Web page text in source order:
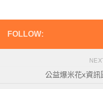
FOLLOW:
公益爆米花x資